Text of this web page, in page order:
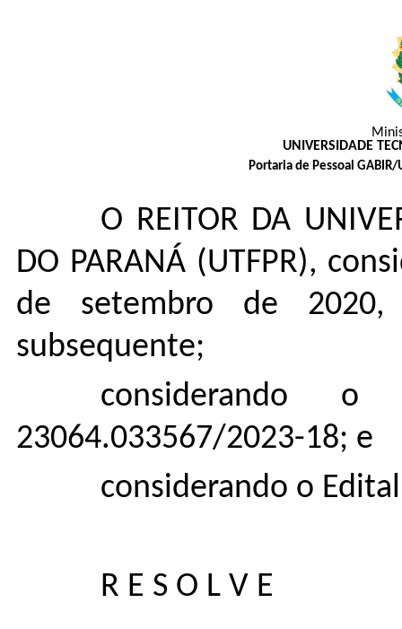
UNIVERSIDADE
Portaria de Pessoal
O REITOR DA
DO PARANÁ (UTFPR),
de setembro de
subsequente;
considerando
23064.033567/2023-18; e
considerando o
R E S O L V E